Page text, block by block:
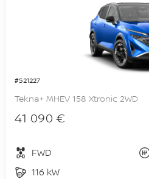
#521227
Tekna+ MHEV 158 Xtronic 2WD
41 090 €
FWD
116 kW